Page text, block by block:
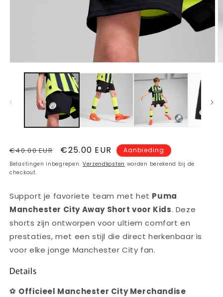
Normale
prijs
€40.00 EUR Aanbiedingsprijs
€25.00 EUR Aanbieding
Belastingen inbegrepen. Verzendkosten worden berekend bij de
checkout.
Support je favoriete team met het Puma
Manchester City Away Short voor Kids. Deze
shorts zijn ontworpen voor ultiem comfort en
prestaties, met een stijl die direct herkenbaar is
voor elke jonge Manchester City fan.
Details
⚽ Officieel Manchester City Merchandise